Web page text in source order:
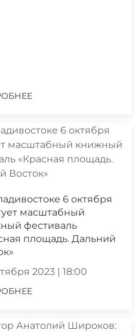
6 октября
масштабный
фестиваль
площадь. Дальний
2023 | 18:00